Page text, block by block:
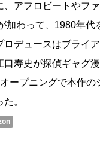
、アフロビートやフ
加わって、1980年代
ロデュースはブライ
口寿史が探偵ギャグ
ープニングで本作の
。